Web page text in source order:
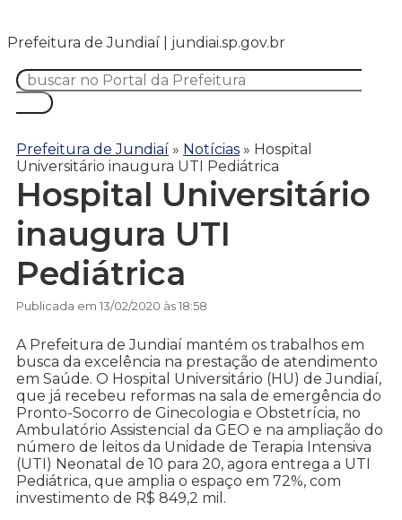
Prefeitura de Jundiaí | jundiai.sp.gov.br
Prefeitura de Jundiaí » Notícias » Hospital
Universitário inaugura UTI Pediátrica
Hospital Universitário
inaugura UTI
Pediátrica
Publicada em 13/02/2020 às 18:58
A Prefeitura de Jundiaí mantém os trabalhos em
busca da excelência na prestação de atendimento
em Saúde. O Hospital Universitário (HU) de Jundiaí,
que já recebeu reformas na sala de emergência do
Pronto-Socorro de Ginecologia e Obstetrícia, no
Ambulatório Assistencial da GEO e na ampliação do
número de leitos da Unidade de Terapia Intensiva
(UTI) Neonatal de 10 para 20, agora entrega a UTI
Pediátrica, que amplia o espaço em 72%, com
investimento de R$ 849,2 mil.